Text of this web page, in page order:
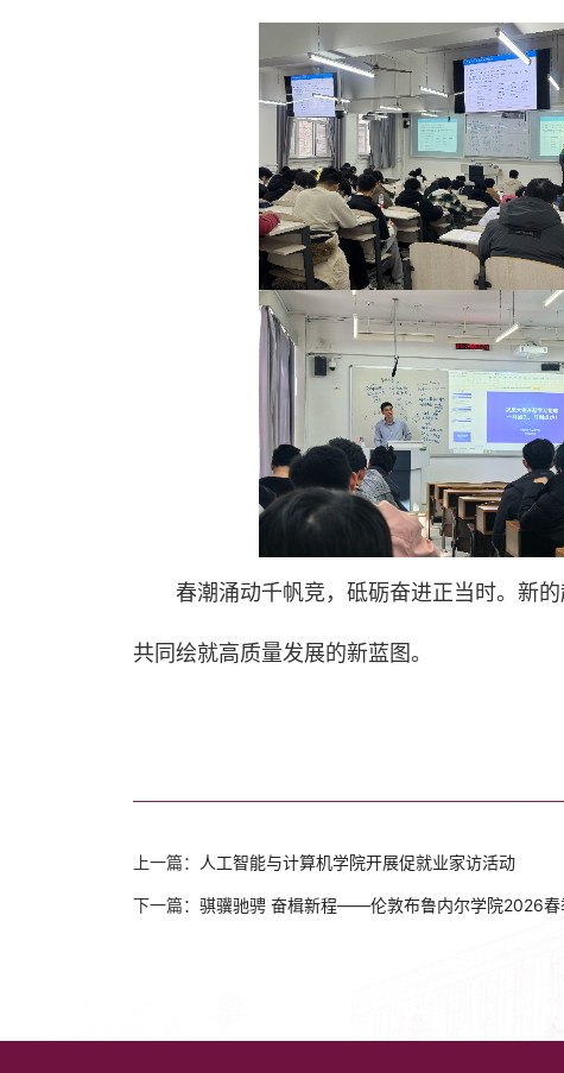
春潮涌动千帆竞，砥砺奋进正当时。新
共同绘就高质量发展的新蓝图。
上一篇： 人工智能与计算机学院开展促就业家访活动
下一篇： 骐骥驰骋 奋楫新程——伦敦布鲁内尔学院2026春